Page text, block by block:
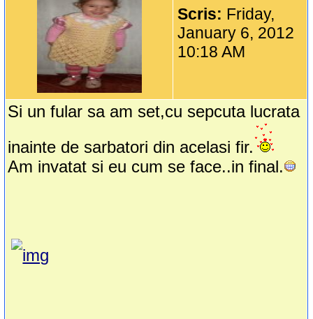
Scris: Friday,
January 6, 2012
10:18 AM
Si un fular sa am set,cu sepcuta lucrata
inainte de sarbatori din acelasi fir.
Am invatat si eu cum se face..in final.